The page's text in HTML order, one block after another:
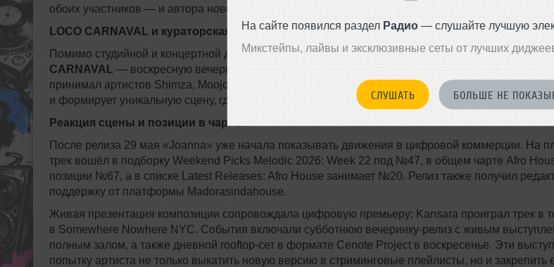
На сайте появился раздел Радио— слушайте лучшую
Микстейпы, лайвы и эксклюзивные сеты от лучших
СЛУШАТЬ БОЛЬШЕ НЕ
обоих участников — и автора новой версии, и оригинального исполнителя.
LOCO CARNAVAL и кураторская платформа
Помимо студийной и концертной деятельности, Lohrasp ведёт собственное еженедельное
CARNAVAL — воскресную вечеринку в пространстве
принимал артистов Shimza, Moojo, Awen и Kintar. LOCO CARNAVAL служит демонстрацией
и формирует уникальную сцену, где Kansara может проверять новые треки и концепции на
Реакция сцены и позиции в чартах
После релиза 29 мая «Joanna» уже начала показывать движения в цифровой коммерции. На
трек вошёл в подборку Weekend Picks Melodic 2026: Week 22 под №47, в общем чарте Afro
позиции №67, а в списке Latest Releases: Afro House занимает №20. Релиз также получил
поддержку от платформы Madorasindahouse.
Живая презентация композиции сопровождала цифровую премьеру: Kansara проиграл трек в
в Somewhere Nowhere NYC. События включали субботнюю вечеринку-релиз с живым
полным залом, а также дневной rooftop-сет в формате Cenote Project в воскресенье. Эти
попытку артиста не только выкатить новую версию в стриминговые плейлисты, но и закрепить